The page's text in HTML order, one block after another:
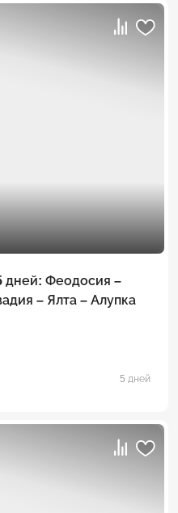
дней: Феодосия –
– Ялта – Алупка
5 дней